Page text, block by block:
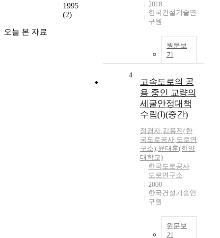
1995
(2)
오늘 본 자료
2018
한국건설기술연
구원
원문보
기
4
고속도로의 공
용 중인 교량의
세굴안정대책
수립(I)(중간)
정경자,김용전(한
국도로공사,도로연
구소),윤태훈(한양
대학교)
한국도로공사
도로연구소
2000
한국건설기술연
구원
원문보
기